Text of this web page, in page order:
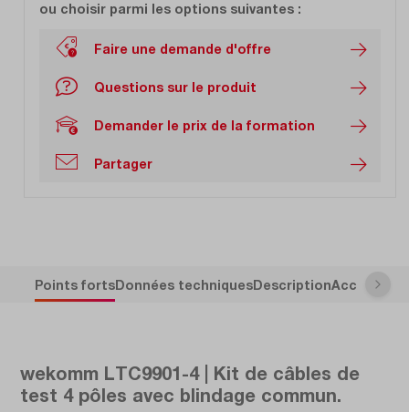
ou choisir parmi les options suivantes :
Faire une demande d'offre
Questions sur le produit
Demander le prix de la formation
Partager
Points fortsDonnées techniquesDescription
wekomm LTC9901-4 | Kit de câbles de
test 4 pôles avec blindage commun.